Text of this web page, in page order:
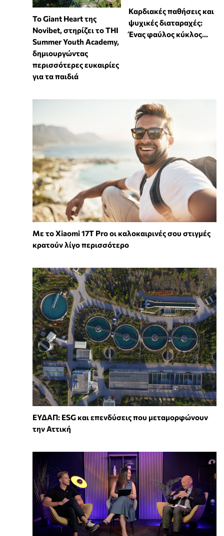
To Giant Heart της
Novibet, στηρίζει το THI
Summer Youth Academy,
δημιουργώντας
περισσότερες ευκαιρίες
για τα παιδιά
Καρδιακές παθήσεις και
ψυχικές διαταραχές:
Ένας φαύλος κύκλος...
Με το Xiaomi 17T Pro οι καλοκαιρινές σου στιγμές
κρατούν λίγο περισσότερο
ΕΥΔΑΠ: ESG και επενδύσεις που μεταμορφώνουν
την Αττική